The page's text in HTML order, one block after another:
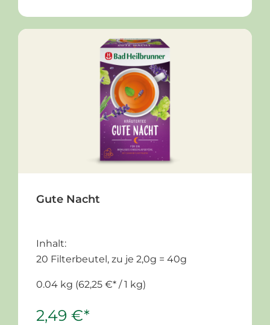
Gute Nacht
Inhalt:
20 Filterbeutel, zu je 2,0g = 40g
0.04 kg (62,25 €* / 1 kg)
2,49 €*